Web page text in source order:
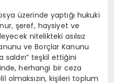
üzerinde yaptığı hukuki
şeref, haysiyet ve
nitelikteki asılsız
ve Borçlar Kanunu
saldırı” teşkil ettiğini
herhangi bir ceza
olmaksızın, kişileri toplum